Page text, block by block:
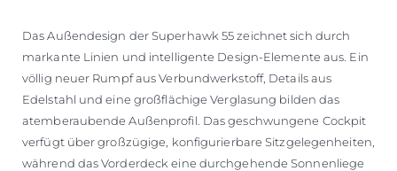
Das Außendesign der Superhawk 55 zeichnet sich durch
markante Linien und intelligente Design-Elemente aus. Ein
völlig neuer Rumpf aus Verbundwerkstoff, Details aus
Edelstahl und eine großflächige Verglasung bilden das
atemberaubende Außenprofil. Das geschwungene Cockpit
verfügt über großzügige, konfigurierbare Sitzgelegenheiten,
während das Vorderdeck eine durchgehende Sonnenliege